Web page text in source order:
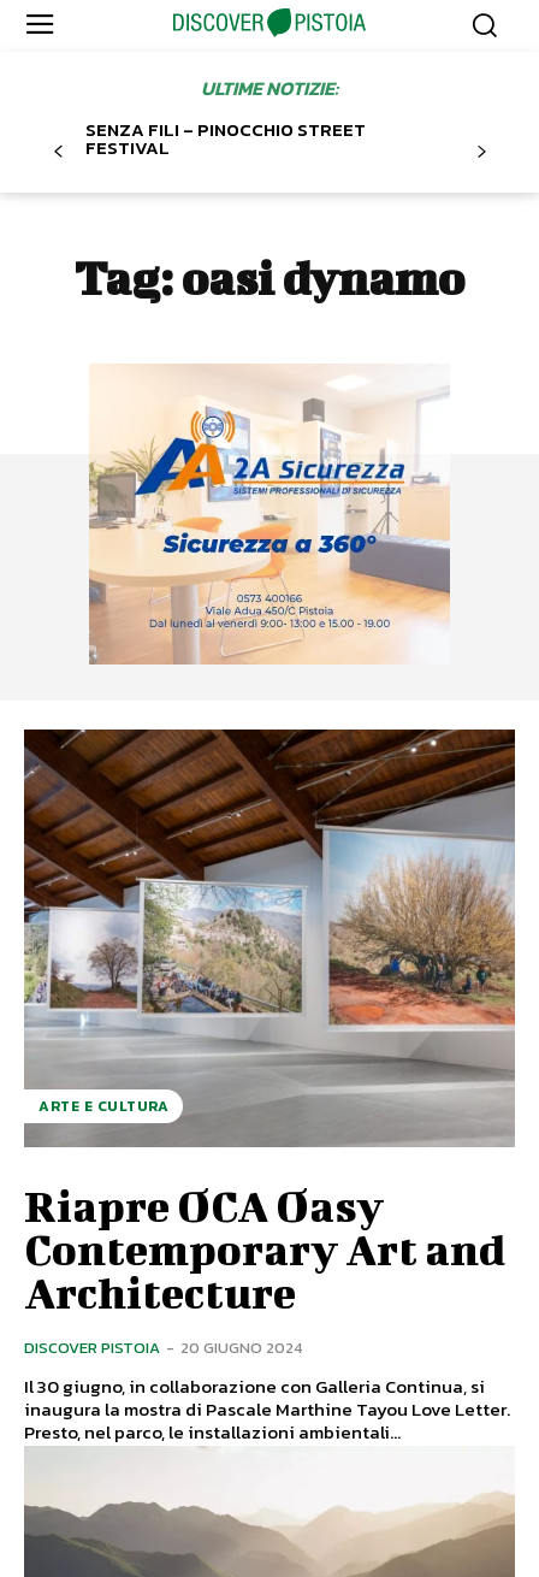
ULTIME NOTIZIE:
SENZA FILI – PINOCCHIO STREET
FESTIVAL
Tag:oasi dynamo
ARTE E CULTURA
Riapre OCA Oasy
Contemporary Art and
Architecture
DISCOVER PISTOIA - 20 GIUGNO 2024
Il 30 giugno, in collaborazione con Galleria Continua, si
inaugura la mostra di Pascale Marthine Tayou Love Letter.
Presto, nel parco, le installazioni ambientali...